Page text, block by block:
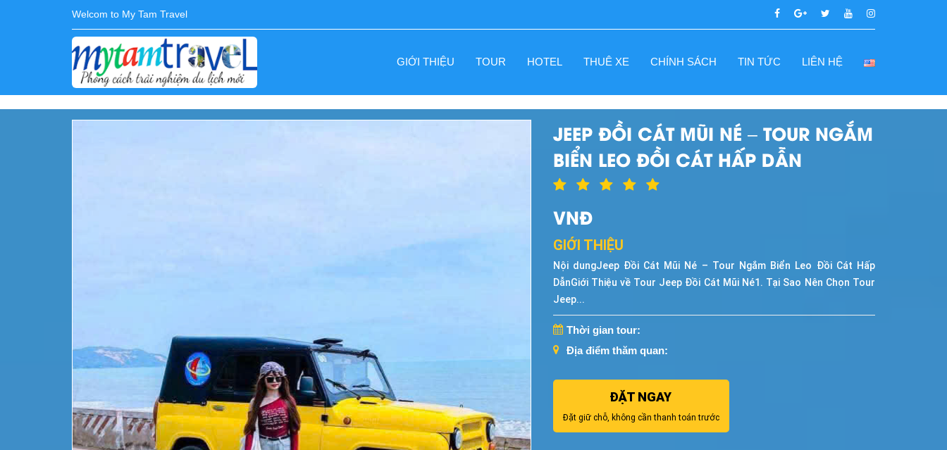
Welcom to My Tam Travel
GIỚI THIỆU TOUR HOTEL THUÊ XE CHÍNH SÁCH TIN TỨC LIÊN HỆ
JEEP ĐỒI CÁT MŨI NÉ – TOUR NGẮM
BIỂN LEO ĐỒI CÁT HẤP DẪN
VNĐ
GIỚI THIỆU
Nội dungJeep Đồi Cát Mũi Né – Tour Ngắm Biển Leo Đồi Cát Hấp
DẫnGiới Thiệu về Tour Jeep Đồi Cát Mũi Né1. Tại Sao Nên Chọn Tour
Jeep...
Thời gian tour:
Địa điểm thăm quan:
ĐẶT NGAY
Đặt giữ chỗ, không cần thanh toán trước